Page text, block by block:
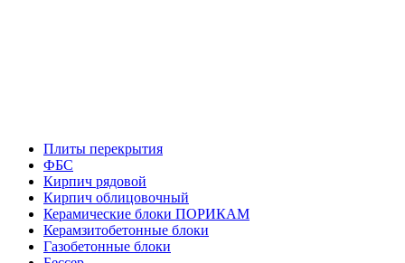
Плиты перекрытия
ФБС
Кирпич рядовой
Кирпич облицовочный
Керамические блоки ПОРИКАМ
Керамзитобетонные блоки
Газобетонные блоки